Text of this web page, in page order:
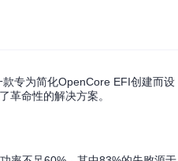
专为简化OpenCore EFI创建而设
革命性的解决方案。